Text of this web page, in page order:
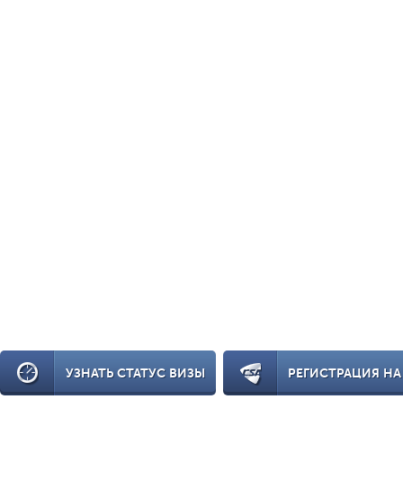
УЗНАТЬ СТАТУС ВИЗЫ РЕГИСТРАЦИЯ НА